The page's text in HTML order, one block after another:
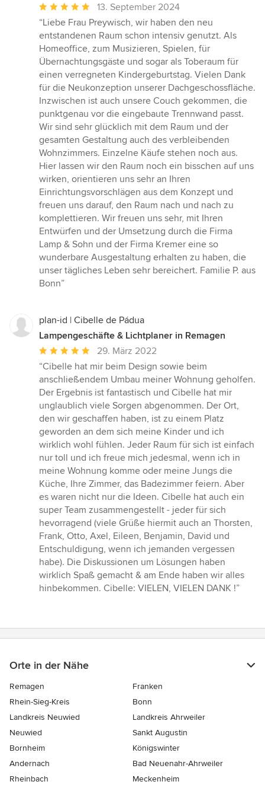
Durchschnittliche
Bewertung:
5
von
5
Sternen
13. September 2024
“Liebe Frau Preywisch, wir haben den neu
entstandenen Raum schon intensiv genutzt. Als
Homeoffice, zum Musizieren, Spielen, für
Übernachtungsgäste und sogar als Toberaum für
einen verregneten Kindergeburtstag. Vielen Dank
für die Neukonzeption unserer Dachgeschossfläche.
Inzwischen ist auch unsere Couch gekommen, die
punktgenau vor die eingebaute Trennwand passt.
Wir sind sehr glücklich mit dem Raum und der
gesamten Gestaltung auch des verbleibenden
Wohnzimmers. Einzelne Käufe stehen noch aus.
Hier lassen wir den Raum noch ein bisschen auf uns
wirken, orientieren uns sehr an Ihren
Einrichtungsvorschlägen aus dem Konzept und
freuen uns darauf, den Raum nach und nach zu
komplettieren. Wir freuen uns sehr, mit Ihren
Entwürfen und der Umsetzung durch die Firma
Lamp & Sohn und der Firma Kremer eine so
wunderbare Ausgestaltung erhalten zu haben, die
unser tägliches Leben sehr bereichert. Familie P. aus
Bonn”
plan-id | Cibelle de Pádua
Lampengeschäfte & Lichtplaner in Remagen
Durchschnittliche
Bewertung:
5
von
5
Sternen
29. März 2022
“Cibelle hat mir beim Design sowie beim
anschließendem Umbau meiner Wohnung geholfen.
Der Ergebnis ist fantastisch und Cibelle hat mir
unglaublich viele Sorgen abgenommen. Der Ort,
den wir geschaffen haben, ist zu einem Platz
geworden an dem sich meine Kinder und ich
wirklich wohl fühlen. Jeder Raum für sich ist einfach
nur toll und ich freue mich jedesmal, wenn ich in
meine Wohnung komme oder meine Jungs die
Küche, Ihre Zimmer, das Badezimmer feiern. Aber
es waren nicht nur die Ideen. Cibelle hat auch ein
super Team zusammengestellt - jeder für sich
hevorragend (viele Grüße hiermit auch an Thorsten,
Frank, Otto, Axel, Eileen, Benjamin, David und
Entschuldigung, wenn ich jemanden vergessen
habe). Die Diskussionen um Lösungen haben
wirklich Spaß gemacht & am Ende haben wir alles
hinbekommen. Cibelle: VIELEN, VIELEN DANK !”
Orte in der Nähe
Remagen
Franken
Rhein-Sieg-Kreis
Bonn
Landkreis Neuwied
Landkreis Ahrweiler
Neuwied
Sankt Augustin
Bornheim
Königswinter
Andernach
Bad Neuenahr-Ahrweiler
Rheinbach
Meckenheim